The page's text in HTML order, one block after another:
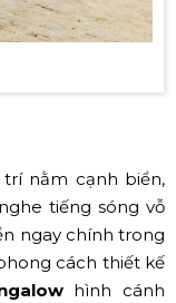
nằm cạnh biển,
tiếng sóng vỗ
ngay chính trong
cách thiết kế
hình cánh